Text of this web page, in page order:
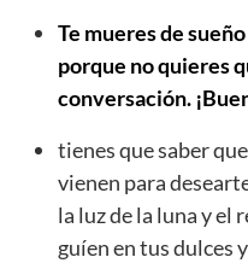
Te mueres de
porque no quieres
conversación.
tienes que saber
vienen para
la luz de la luna y el
guíen en tus dulces